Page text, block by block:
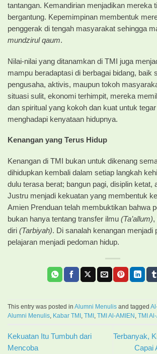
tantangan. Kemandirian menjadikan mereka
bergantung. Kepemimpinan membentuk
penggerak di tengah masyarakat sehingga
mundzirul qaum.
Nilai-nilai yang ditanamkan di TMI juga
mampu beradaptasi di berbagai bidang, baik
pengusaha, aktivis, maupun tokoh
situasi sulit, ekonomi terhimpit, mereka
dan spiritual yang kokoh dan kuat untuk
menghadapi kenyataan hidupnya.
Kenangan yang Terus Hidup
Kenangan di TMI bukan untuk dikenang
dihidupkan kembali dalam setiap langkah
dulu terasa berat; bangun pagi, disiplin ketat,
Justru menjadi kekuatan yang membentuk
Amien Prenduan telah membuktikan bahwa
bukan hanya tentang transfer ilmu (Ta’allum),
diri (Tarbiyah). Di sanalah kenangan menjadi
pelajaran menjadi pedoman hidup.
This entry was posted in Alumni Menulis and tagged
Alumni Menulis
Kabar TMI TMI TMI Al-AMIEN TMI
Kekuatan Itu Tumbuh dari
Mencoba
Terbanyak,
Capai